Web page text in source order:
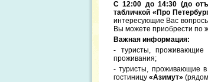
С 12:00 до 14:30 (до
табличкой «Про
интересующие Вас
Вы можете приобрести по
Важная информация:
- туристы, проживающие
проживания;
- туристы, проживающие в
гостиницу «Азимут»